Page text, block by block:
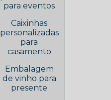
para eventos
Caixinhas
personalizadas
para
casamento
Embalagem
de vinho para
presente